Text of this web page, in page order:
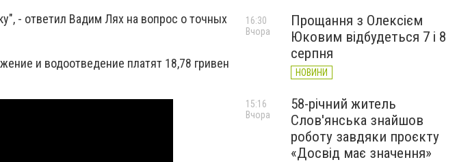
- ответил Вадим Лях на вопрос о точных
и водоотведение платят 18,78 гривен
Прощання з Олексієм
Юковим відбудеться 7 і 8
серпня
НОВИНИ
16:30
Вчора
58-річний житель
Слов'янська знайшов
роботу завдяки проєкту
«Досвід має значення»
15:16
Вчора